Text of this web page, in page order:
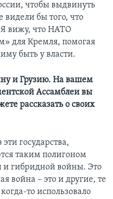
чтобы выдвинуть
видели бы того, что
Я вижу, что НАТО
для Кремля, помогая
быть у власти.
и Грузию. На вашем
Ассамблеи вы
рассказать о своих
государства,
таким полигоном
и гибридной войны. Это
война – это и другие, те
то использовало